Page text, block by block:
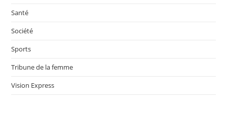
Santé
Société
Sports
Tribune de la femme
Vision Express